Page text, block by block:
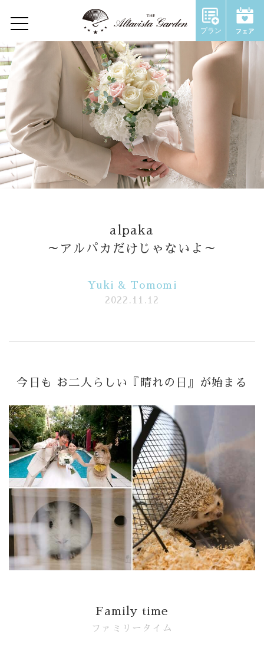
プラン
Home
Restaurant
Wedding
ウェディングトップ
Best Rate
Membership
よくある質問
レポート
Party Report
After Story
Wedding Report
alpaka
～アルパカだけじゃないよ～
Yuki & Tomomi
2022.11.12
今日も お二人らしい『晴れの日』が始まる
Family time
ファミリータイム